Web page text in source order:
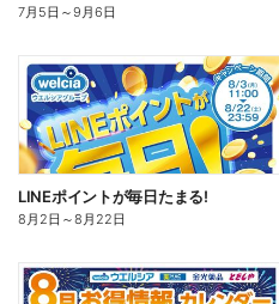
7月5日 ～9月6日
LINEポイントが毎日たまる!
8月2日 ～8月22日